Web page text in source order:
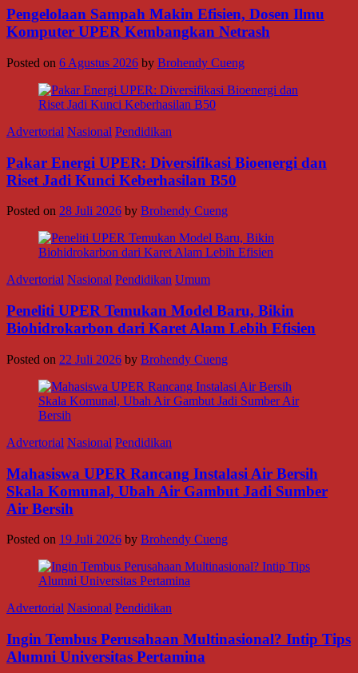
Pengelolaan Sampah Makin Efisien, Dosen Ilmu
Komputer UPER Kembangkan Netrash
Posted on 6 Agustus 2026 by Brohendy Cueng
Advertorial Nasional Pendidikan
Pakar Energi UPER: Diversifikasi Bioenergi dan
Riset Jadi Kunci Keberhasilan B50
Posted on 28 Juli 2026 by Brohendy Cueng
Advertorial Nasional Pendidikan Umum
Peneliti UPER Temukan Model Baru, Bikin
Biohidrokarbon dari Karet Alam Lebih Efisien
Posted on 22 Juli 2026 by Brohendy Cueng
Advertorial Nasional Pendidikan
Mahasiswa UPER Rancang Instalasi Air Bersih
Skala Komunal, Ubah Air Gambut Jadi Sumber
Air Bersih
Posted on 19 Juli 2026 by Brohendy Cueng
Advertorial Nasional Pendidikan
Ingin Tembus Perusahaan Multinasional? Intip Tips
Alumni Universitas Pertamina